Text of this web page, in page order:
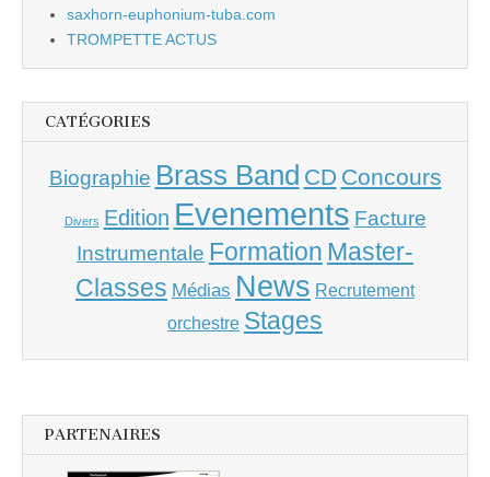
saxhorn-euphonium-tuba.com
TROMPETTE ACTUS
CATÉGORIES
Biographie Brass Band CD Concours
Divers Edition Evenements Facture
Instrumentale Formation Master-
Classes Médias News Recrutement
orchestre Stages
PARTENAIRES